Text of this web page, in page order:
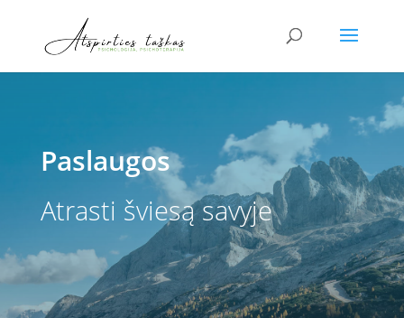
Paslaugos
Atrasti šviesą savyje